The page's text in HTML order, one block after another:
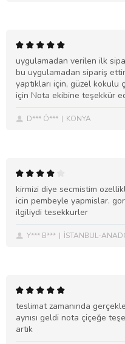
uygulamadan verilen ilk
bu uygulamadan sipariş
yaptıkları için, güzel
için Nota ekibine teşekkür
D*** Ö*** KONYA
kirmizi diye secmistim
icin pembeyle yapmislar.
ilgiliydi tesekkurler
Y*** B*** İSTANBUL-
teslimat zamanında
aynısı geldi nota çiçeğe
artık